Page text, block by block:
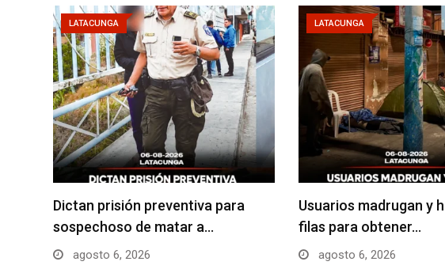
LATACUNGA
Dictan prisión preventiva para
sospechoso de matar a…
agosto 6, 2026
LATACUNGA
Usuarios madrugan y
filas para obtener…
agosto 6, 2026